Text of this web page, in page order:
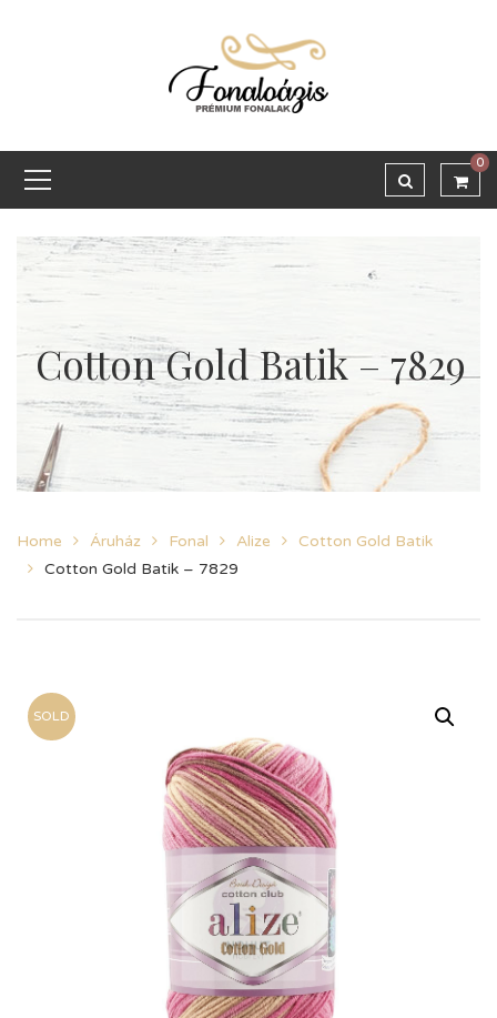
0
Cotton Gold Batik – 7829
Home Áruház Fonal Alize
Cotton Gold Batik
Cotton Gold Batik – 7829
SOLD